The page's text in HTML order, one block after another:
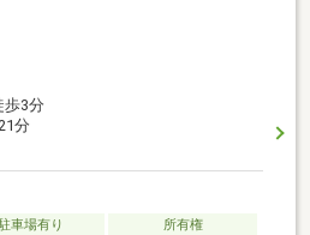
歩3分
分
車場有り
所有権